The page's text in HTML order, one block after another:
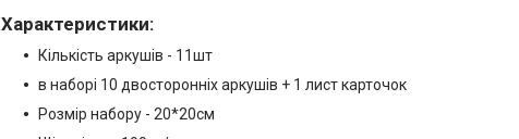
Характеристики:
Кількість аркушів - 11шт
в наборі 10 двосторонніх аркушів + 1 лист карточок
Розмір набору - 20*20см